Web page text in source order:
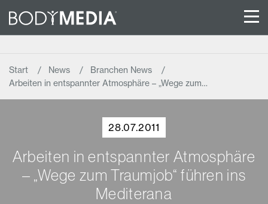
Start News
Branchen News
Arbeiten in entspannter Atmosphäre – „Wege zum…
28.07.2011
Arbeiten in entspannter Atmosphäre
– „Wege zum Traumjob“ führen ins
Mediterana